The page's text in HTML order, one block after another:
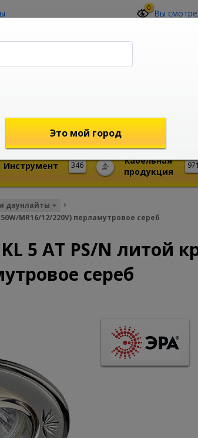
0 Вы
shop@mireks.ru
346
Инструмент 971
Кабельная
продукция
даунлайты
MR16/12/220V) перламутровое сереб
5 AT PS/N литой
сереб
Это мой город